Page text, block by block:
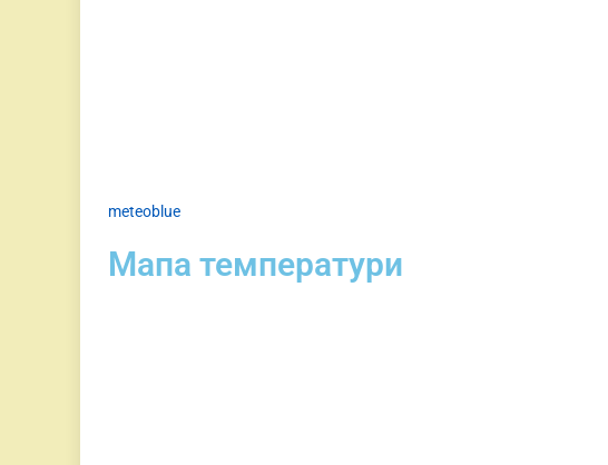
meteoblue
Мапа температури